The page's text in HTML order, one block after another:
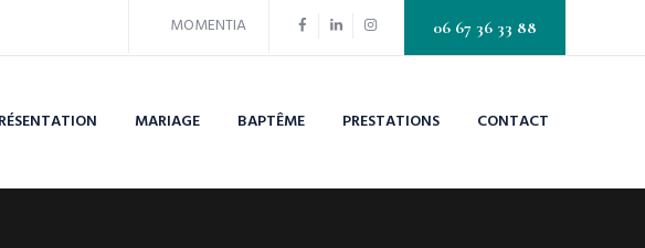
MOMENTIA 06 67 36 33 88
MARIAGE BAPTÊME PRESTATIONS CONTACT